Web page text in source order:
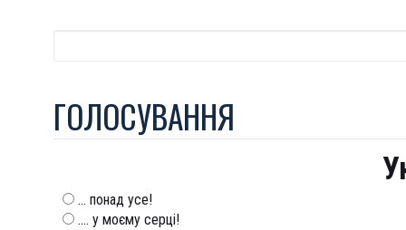
ГОЛОСУВАННЯ
... понад усе!
.... у моєму серці!